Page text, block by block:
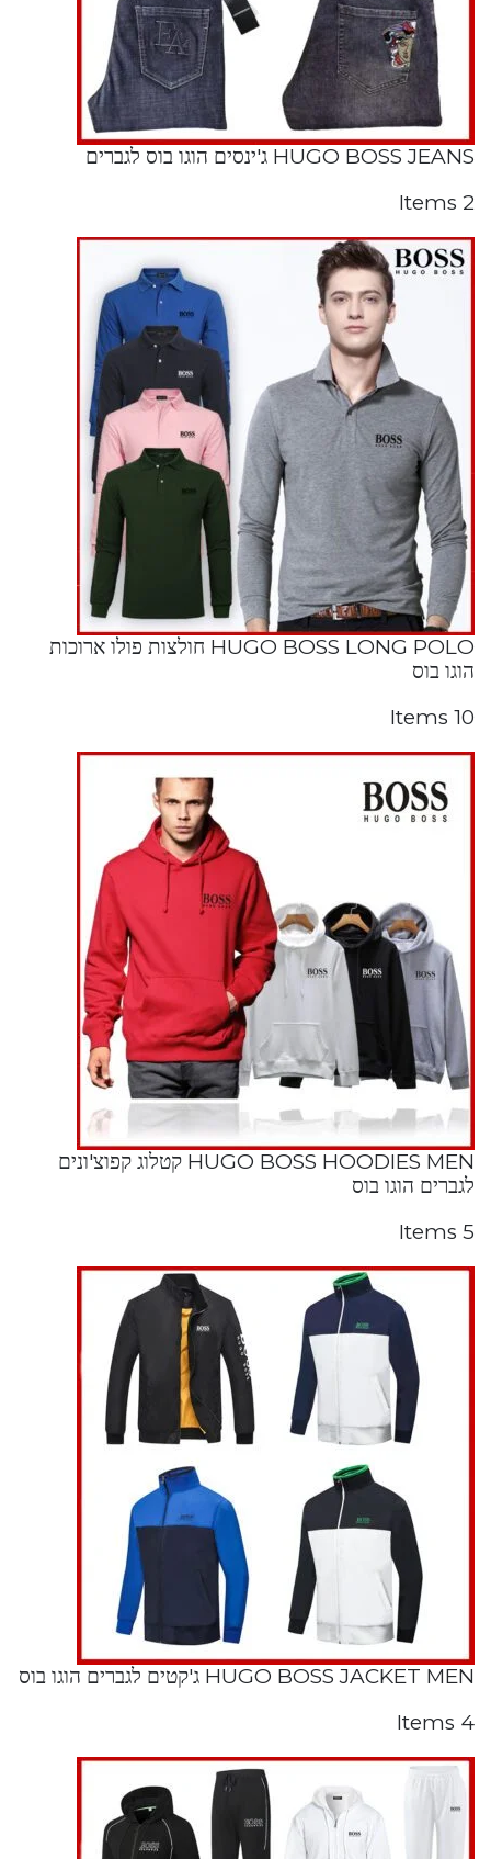
HUGO BOSS JEANS ג'ינסים הוגו בוס לגברים
2 Items
HUGO BOSS LONG POLO חולצות פולו ארוכות
הוגו בוס
10 Items
HUGO BOSS HOODIES MEN קטלוג קפוצ'ונים
לגברים הוגו בוס
5 Items
HUGO BOSS JACKET MEN ג'קטים לגברים הוגו בוס
4 Items